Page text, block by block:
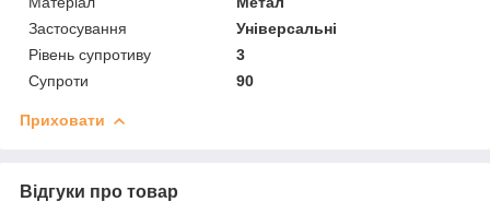
Застосування
Універсальні
Рівень супротиву
3
Супроти
90
Приховати
Відгуки про товар